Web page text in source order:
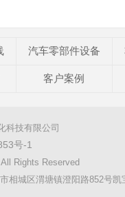
汽车零部件设备
客户案例
科技有限公司
号-1
All Rights Reserved
相城区渭塘镇澄阳路852号凯